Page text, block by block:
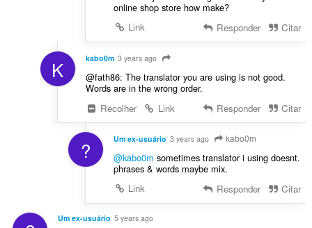
online shop store how make?
Link
Responder Citar
K kabo0m 3 years ago
@fath86: The translator you are using is not good.
Words are in the wrong order.
Recolher
Link Responder Citar
? Um ex-usuário 3 years ago kabo0m
@kabo0m sometimes translator i using doesnt.
phrases & words maybe mix.
Link
Responder Citar
Um ex-usuário 5 years ago